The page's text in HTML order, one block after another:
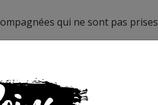
qui ne sont pas prises
de réponses partielles et
uns des autres, hôpital,
(SESSAD,